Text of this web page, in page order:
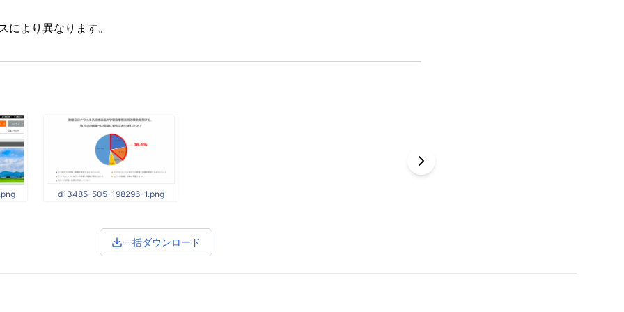
により異なります。
d13485-505-198296-1.png
一括ダウンロード